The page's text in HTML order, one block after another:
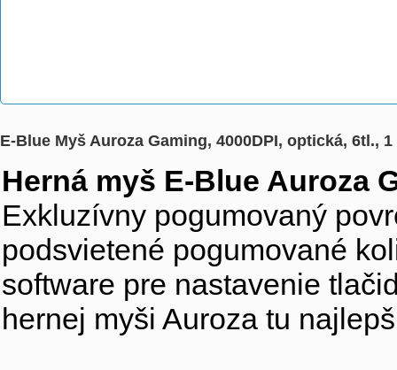
E-Blue Myš Auroza Gaming, 4000DPI, optická, 6tl.,
Herná myš E-Blue Auroza
Exkluzívny pogumovaný
podsvietené pogumované
software pre nastavenie
hernej myši Auroza tu